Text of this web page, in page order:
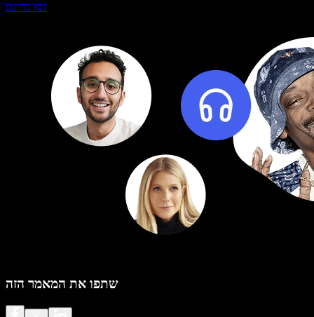
נסו בחינם
שתפו את המאמר הזה